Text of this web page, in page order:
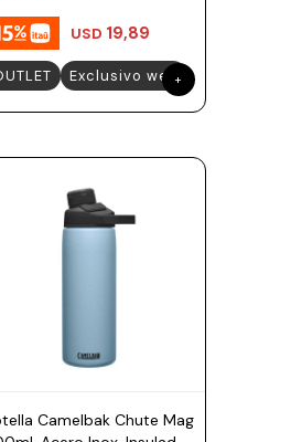
USD 19,89
Exclusivo web
Camelbak Chute Mag